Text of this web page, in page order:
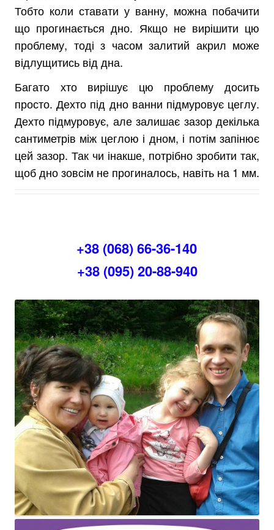
Тобто коли ставати у ванну, можна побачити
що прогинається дно. Якщо не вирішити цю
проблему, тоді з часом залитий акрил може
відлущитись від дна.
Багато хто вирішує цю проблему досить
просто. Дехто під дно ванни підмуровує цеглу.
Дехто підмуровує, але залишає зазор декілька
сантиметрів між цеглою і дном, і потім запінює
цей зазор. Так чи інакше, потрібно зробити так,
щоб дно зовсім не прогиналось, навіть на 1 мм.
+38 (068) 66-36-140
+38 (095) 20-88-940